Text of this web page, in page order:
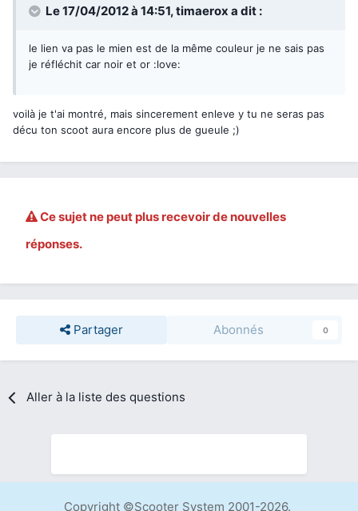
Le 17/04/2012 à 14:51, timaerox a dit :
le lien va pas le mien est de la même couleur je ne sais pas
je réfléchit car noir et or :love:
voilà je t'ai montré, mais sincerement enleve y tu ne seras pas
décu ton scoot aura encore plus de gueule ;)
Ce sujet ne peut plus recevoir de nouvelles
réponses.
Partager Abonnés 0
Aller à la liste des questions
Copyright ©Scooter System 2001-2026.